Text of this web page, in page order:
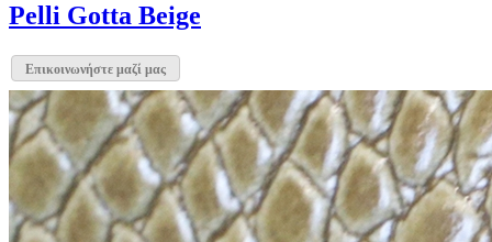
Pelli Gotta Beige
Επικοινωνήστε μαζί μας